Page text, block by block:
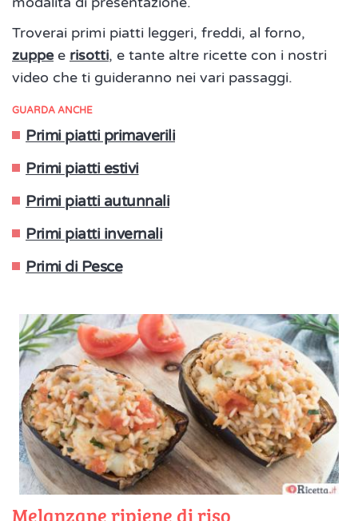
Troverai primi piatti leggeri, freddi, al forno,
zuppee risotti, e tante altre ricette con i nostri
video che ti guideranno nei vari passaggi.
GUARDA ANCHE
Primi piatti primaverili
Primi piatti estivi
Primi piatti autunnali
Primi piatti invernali
Primi di Pesce
Melanzane ripiene di riso